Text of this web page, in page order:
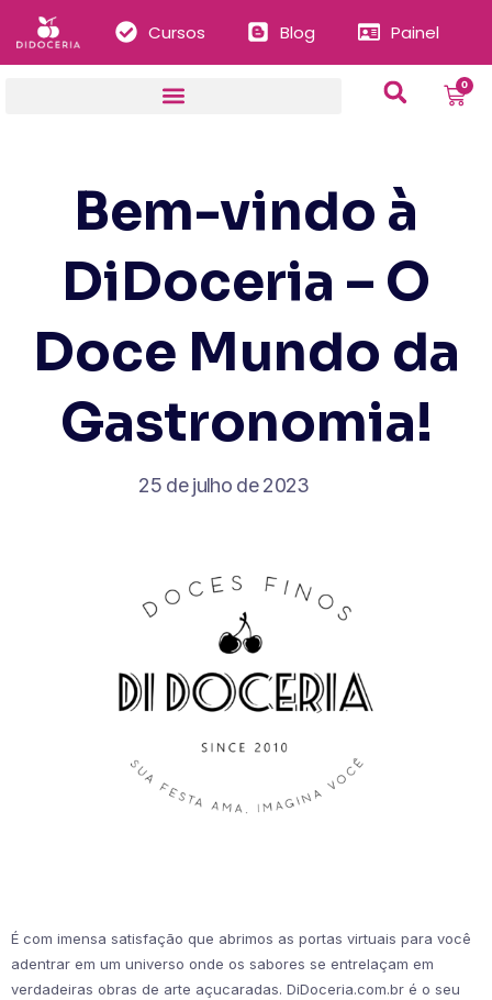
Cursos Blog Painel
0
Bem-vindo à
DiDoceria – O
Doce Mundo da
Gastronomia!
25 de julho de 2023
É com imensa satisfação que abrimos as portas virtuais para você
adentrar em um universo onde os sabores se entrelaçam em
verdadeiras obras de arte açucaradas. DiDoceria.com.br é o seu